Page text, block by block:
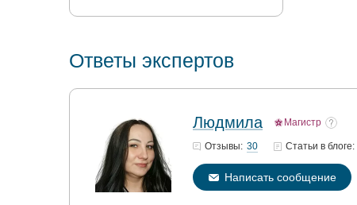
Ответы экспертов
Людмила Магистр
Отзывы: 30 Статьи в блоге:
Написать сообщение